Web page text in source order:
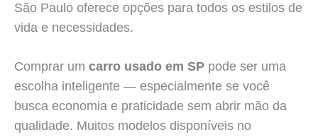
São Paulo oferece opções para todos os estilos de
vida e necessidades.
Comprar um carro usado em SP pode ser uma
escolha inteligente — especialmente se você
busca economia e praticidade sem abrir mão da
qualidade. Muitos modelos disponíveis no